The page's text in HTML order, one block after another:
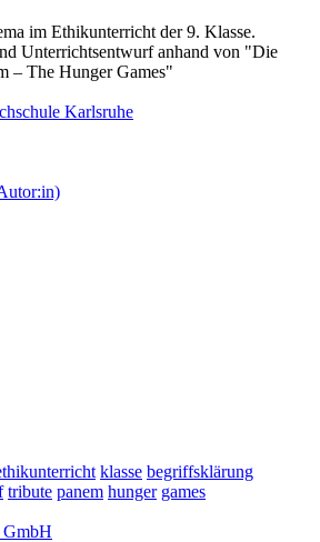
im Ethikunterricht der 9. Klasse.
Unterrichtsentwurf anhand von "Die
– The Hunger Games"
Karlsruhe
klasse begriffsklärung
tribute panem hunger games